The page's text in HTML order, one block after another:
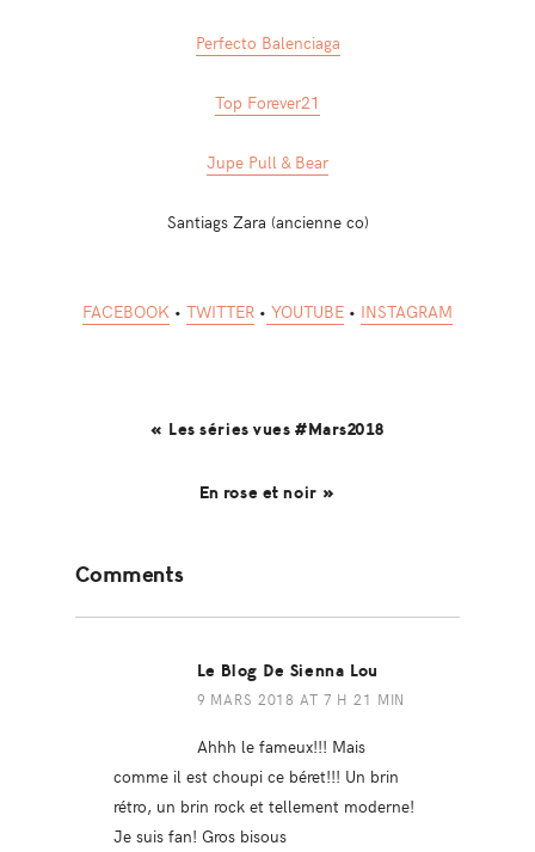
Perfecto Balenciaga
Top Forever21
Jupe Pull & Bear
Santiags Zara (ancienne co)
FACEBOOK • TWITTER • YOUTUBE • INSTAGRAM
« Les séries vues #Mars2018
En rose et noir »
Interactions
Comments
Le Blog De Sienna Lou
9 MARS 2018 AT 7 H 21 MIN
Ahhh le fameux!!! Mais
comme il est choupi ce béret!!! Un brin
rétro, un brin rock et tellement moderne!
Je suis fan! Gros bisous